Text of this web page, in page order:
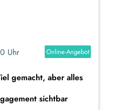
Uhr
Online-Angebot
gemacht, aber alles
sichtbar